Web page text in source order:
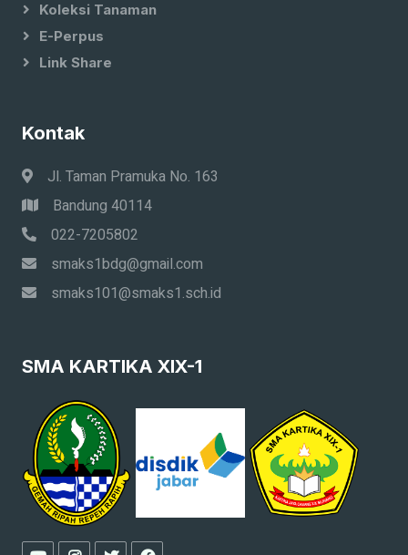
Koleksi Tanaman
E-Perpus
Link Share
Kontak
Jl. Taman Pramuka No. 163
Bandung 40114
022-7205802
smaks1bdg@gmail.com
smaks101@smaks1.sch.id
SMA KARTIKA XIX-1